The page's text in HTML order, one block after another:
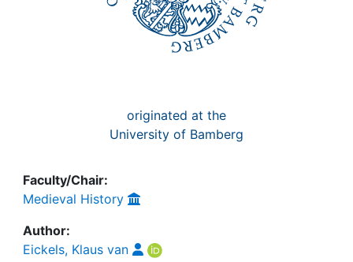
originated at the
University of Bamberg
Faculty/Chair:
Medieval History
Author:
Eickels, Klaus van